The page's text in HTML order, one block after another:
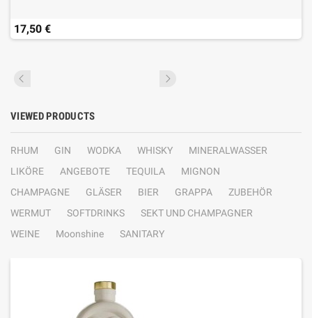
17,50 €
VIEWED PRODUCTS
RHUM GIN WODKA WHISKY
MINERALWASSER
LIKÖRE
ANGEBOTE TEQUILA
MIGNON
CHAMPAGNE
GLÄSER BIER GRAPPA
ZUBEHÖR
WERMUT
SOFTDRINKS
SEKT UND CHAMPAGNER
WEINE
Moonshine SANITARY